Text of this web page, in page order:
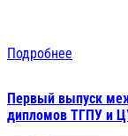
Подробнее
Первый выпуск
дипломов ТГПУ и